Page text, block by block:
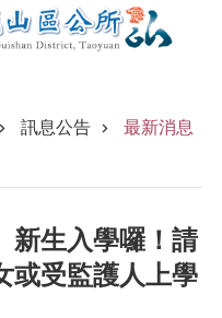
訊息公告 最新消息
新生入學囉！請
或受監護人上學